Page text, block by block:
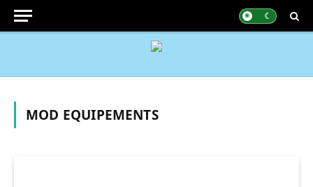
MOD EQUIPEMENTS